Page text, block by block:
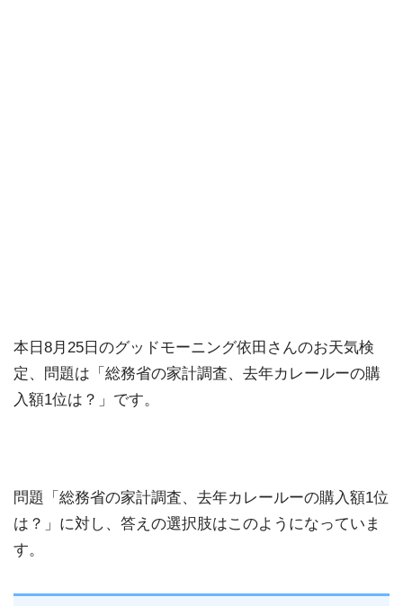
本日8月25日のグッドモーニング依田さんのお天気検
定、問題は「総務省の家計調査、去年カレールーの購
入額1位は？」です。
問題「総務省の家計調査、去年カレールーの購入額1位
は？」に対し、答えの選択肢はこのようになっていま
す。